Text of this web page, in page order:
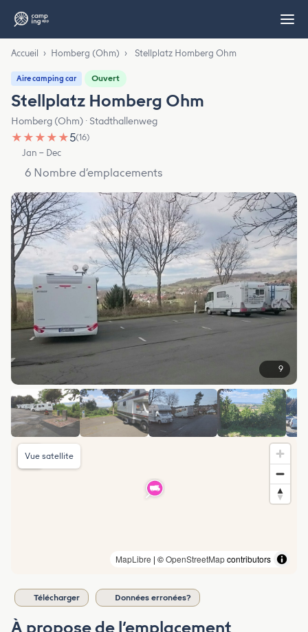
Accueil › Homberg (Ohm) › Stellplatz Homberg Ohm
Aire camping car Ouvert
Stellplatz Homberg Ohm
Homberg (Ohm) · Stadthallenweg
★ ★ ★ ★ ★5(16)
Jan – Dec
6 Nombre d’emplacements
9
MapLibre | ©OpenStreetMapcontributors
Vue satellite
Télécharger Données erronées?
À propose de l’emplacement